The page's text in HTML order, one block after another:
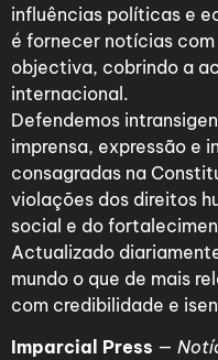
influências políticas e
é fornecer notícias
objectiva, cobrindo a
internacional.
Defendemos
imprensa, expressão e
consagradas na
violações dos direitos
social e do
Actualizado
mundo o que de mais
com credibilidade e
Imparcial Press —